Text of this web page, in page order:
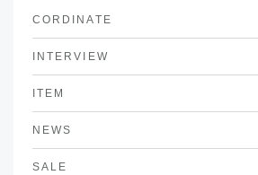
CORDINATE
INTERVIEW
ITEM
NEWS
SALE